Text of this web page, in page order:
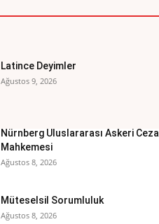
Latince Deyimler
Ağustos 9, 2026
Nürnberg Uluslararası Askeri Ceza
Mahkemesi
Ağustos 8, 2026
Müteselsil Sorumluluk
Ağustos 8, 2026